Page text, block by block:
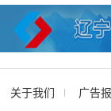
关于我们 广告